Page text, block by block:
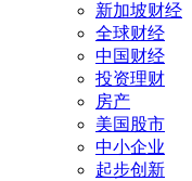
新加坡财经
全球财经
中国财经
投资理财
房产
美国股市
中小企业
起步创新